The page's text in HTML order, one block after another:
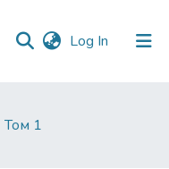
Log In (current)
Том 1